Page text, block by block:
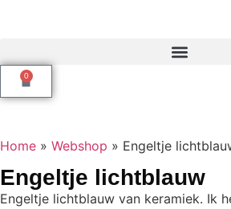
0
Home » Webshop » Engeltje
Engeltje lichtblauw
Engeltje lichtblauw van keramiek. Ik